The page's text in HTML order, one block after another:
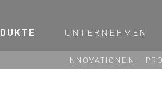
INNOVATIONEN
UNTERNEHMEN